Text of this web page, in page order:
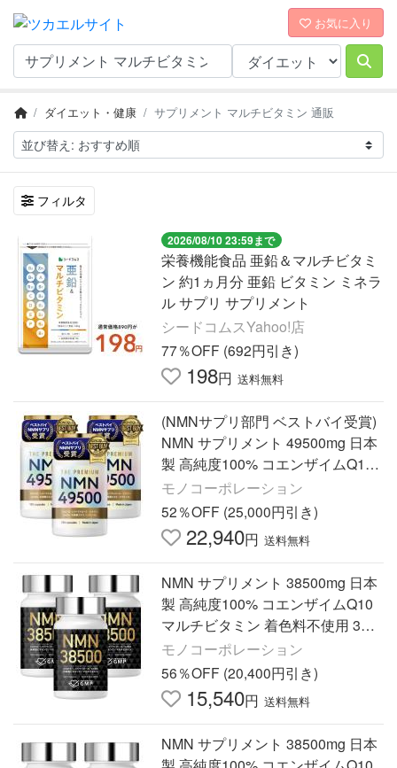
お気に入り
ダイエット・健康 サプリメント マルチビタミン 通販
フィルタ
2026/08/10 23:59まで
栄養機能食品 亜鉛＆マルチビタミ
ン 約1ヵ月分 亜鉛 ビタミン ミネラ
ル サプリ サプリメント
シードコムスYahoo!店
77％OFF (692円引き)
198円 送料無料
(NMNサプリ部門 ベストバイ受賞)
NMN サプリメント 49500mg 日本
製 高純度100% コエンザイムQ10
乳酸菌エキス ビオチン マルチビタ
ミン 3本セット(450日分)
モノコーポレーション
52％OFF (25,000円引き)
22,940円 送料無料
NMN サプリメント 38500mg 日本
製 高純度100% コエンザイムQ10
マルチビタミン 着色料不使用 3本
セット(360日分)
モノコーポレーション
56％OFF (20,400円引き)
15,540円 送料無料
NMN サプリメント 38500mg 日本